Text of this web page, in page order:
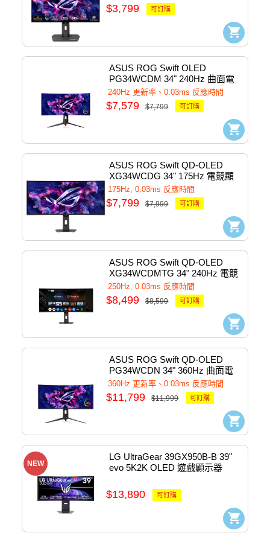
$3,799 可訂購
ASUS ROG Swift OLED
PG34WCDM 34" 240Hz 曲面電
競顯示器
240Hz 更新率、0.03ms 反應時間
$7,579 $7,799 可訂購
ASUS ROG Swift QD-OLED
XG34WCDG 34" 175Hz 電競顯
示器
175Hz, 0.03ms 反應時間
$7,799 $7,999 可訂購
ASUS ROG Swift QD-OLED
XG34WCDMTG 34" 240Hz 電競
顯示器
250Hz, 0.03ms 反應時間
$8,499 $8,599 可訂購
ASUS ROG Swift QD-OLED
PG34WCDN 34" 360Hz 曲面電
競顯示器
360Hz 更新率、0.03ms 反應時間
$11,799 $11,999 可訂購
NEW
LG UltraGear 39GX950B-B 39"
evo 5K2K OLED 遊戲顯示器
$13,890 可訂購